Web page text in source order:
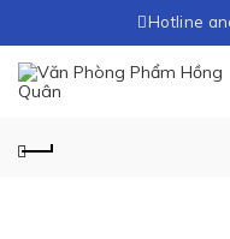
Hotline